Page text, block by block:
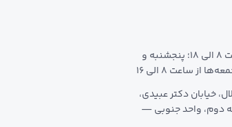
شنبه تا چهارشنبه از ساعت 8 الی 18؛ پنجشنبه و
از ساعت 8 الی 16
خیابان دکتر عبیدی،
پلاک 12، طبقه دوم، واحد جنوبی —